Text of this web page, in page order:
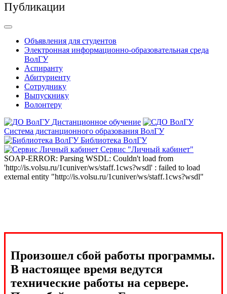
Публикации
Объявления для студентов
Электронная информационно-образовательная среда
ВолГУ
Аспиранту
Абитуриенту
Сотруднику
Выпускнику
Волонтеру
Дистанционное обучение
Система дистанционного образования ВолГУ
Библиотека ВолГУ
Сервис "Личный кабинет"
SOAP-ERROR: Parsing WSDL: Couldn't load from
'http://is.volsu.ru/1cuniver/ws/staff.1cws?wsdl' : failed to load
external entity "http://is.volsu.ru/1cuniver/ws/staff.1cws?wsdl"
Произошел сбой работы программы.
В настоящее время ведутся
технические работы на сервере.